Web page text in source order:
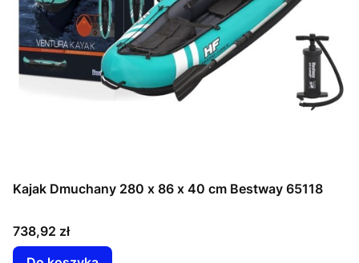
Kajak Dmuchany 280 x 86 x 40 cm Bestway 65118
Cena
738,92 zł